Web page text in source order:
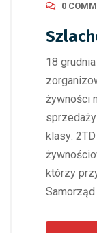
0
18
żywności
klasy:
którzy